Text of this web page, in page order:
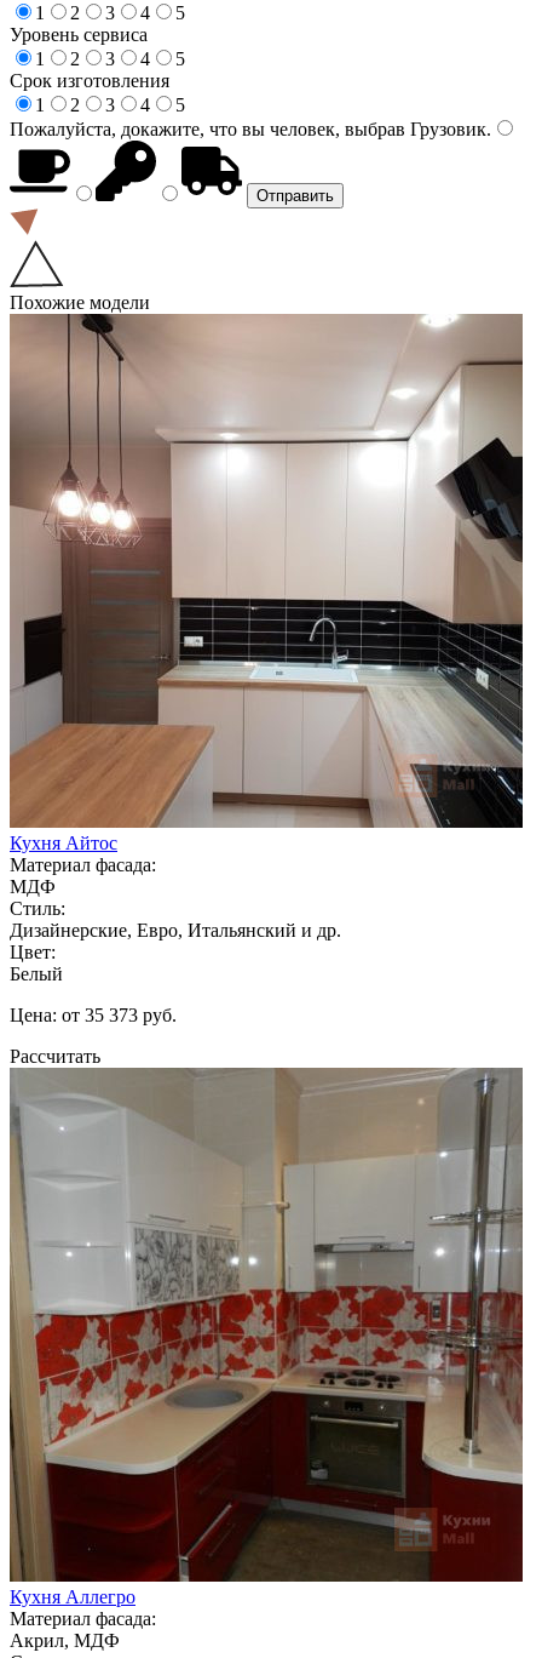
1
2 3 4
5
Уровень сервиса
1
2 3 4
5
Срок изготовления
1
2 3 4
5
Пожалуйста, докажите, что вы человек, выбрав Грузовик.
Похожие модели
Кухня Айтос
Материал фасада:
МДФ
Стиль:
Дизайнерские, Евро, Итальянский и др.
Цвет:
Белый
Цена: от 35 373 руб.
Рассчитать
Кухня Аллегро
Материал фасада:
Акрил, МДФ